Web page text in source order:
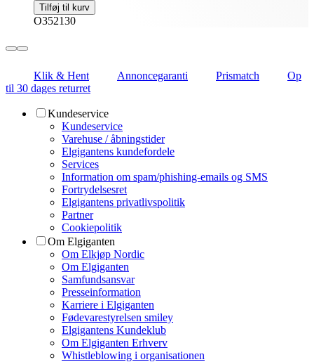
Tilføj til kurv
O352130
Klik & Hent Annoncegaranti Prismatch
Op
til 30 dages returret
Kundeservice
Kundeservice
Varehuse / åbningstider
Elgigantens kundefordele
Services
Information om spam/phishing-emails og SMS
Fortrydelsesret
Elgigantens privatlivspolitik
Partner
Cookiepolitik
Om Elgiganten
Om Elkjøp Nordic
Om Elgiganten
Samfundsansvar
Presseinformation
Karriere i Elgiganten
Fødevarestyrelsen smiley
Elgigantens Kundeklub
Om Elgiganten Erhverv
Whistleblowing i organisationen